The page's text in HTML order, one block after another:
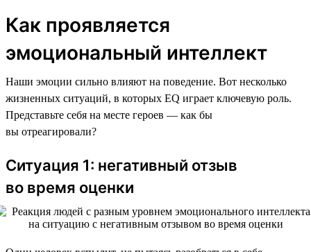
Как проявляется
эмоциональный интеллект
Наши эмоции сильно влияют на поведение. Вот несколько
жизненных ситуаций, в которых EQ играет ключевую роль.
Представьте себя на месте героев — как бы
вы отреагировали?
Ситуация 1: негативный отзыв
во время оценки